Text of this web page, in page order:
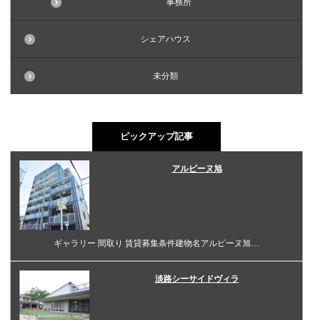
事務所
シェアハウス
未分類
ピックアップ記事
アルピーヌ旭
ギャラリー 間取り 賃貸募集条件建物名アルピーヌ旭…
淡路シーサイドヴィラ